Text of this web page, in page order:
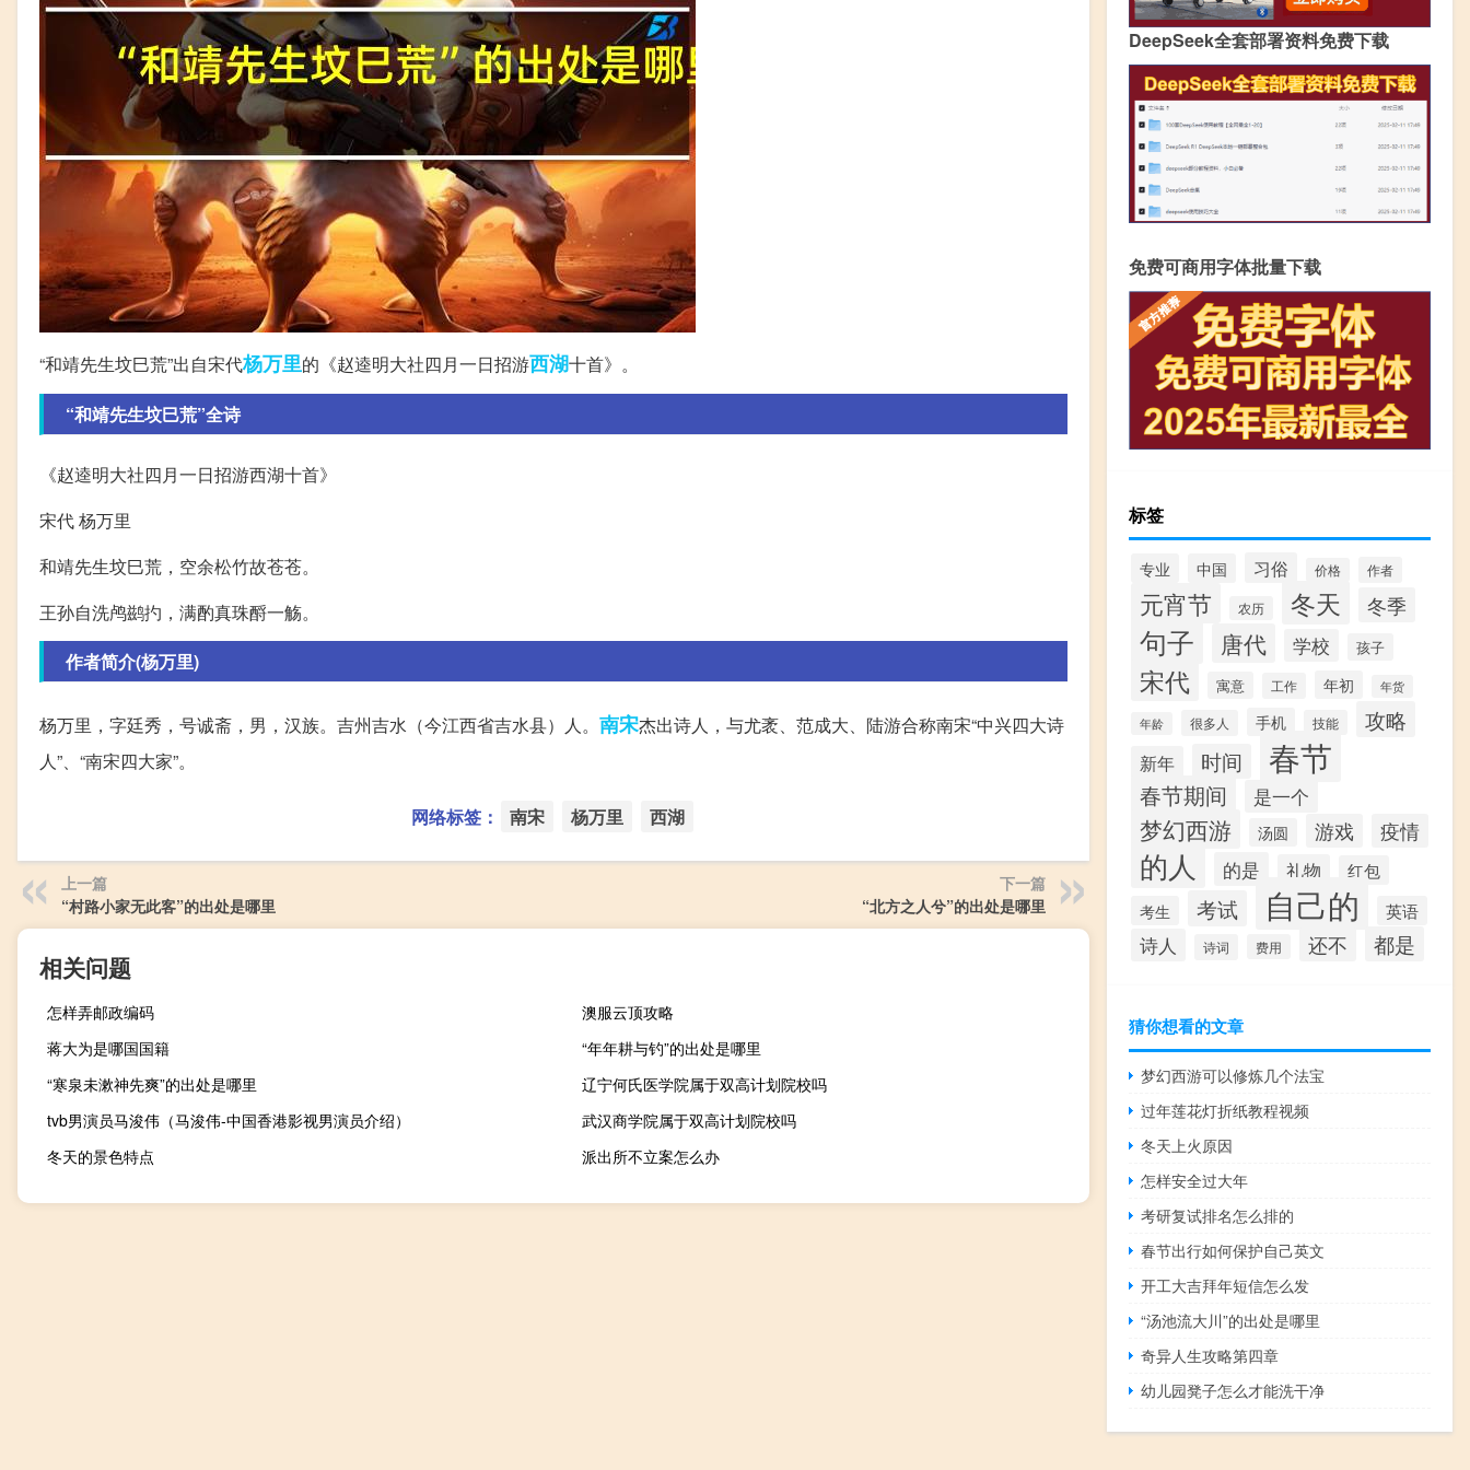
“和靖先生坟巳荒”出自宋代杨万里的《赵逵明大社四月一日招游西湖十首》。
“和靖先生坟巳荒”全诗
《赵逵明大社四月一日招游西湖十首》
宋代 杨万里
和靖先生坟巳荒，空余松竹故苍苍。
王孙自洗鸬鹚扚，满酌真珠酹一觞。
作者简介(杨万里)
杨万里，字廷秀，号诚斋，男，汉族。吉州吉水（今江西省吉水县）人。 南宋杰出诗人，与尤袤、范成大、陆游合称南宋“中兴四大诗
人”、“南宋四大家”。
网络标签： 南宋 杨万里 西湖
上一篇
“村路小家无此客”的出处是哪里
下一篇
“北方之人兮”的出处是哪里
相关问题
怎样弄邮政编码
澳服云顶攻略
蒋大为是哪国国籍
“年年耕与钓”的出处是哪里
“寒泉未漱神先爽”的出处是哪里
辽宁何氏医学院属于双高计划院校吗
tvb男演员马浚伟（马浚伟-中国香港影视男演员介绍）
武汉商学院属于双高计划院校吗
冬天的景色特点
派出所不立案怎么办
DeepSeek全套部署资料免费下载
免费可商用字体批量下载
标签
专业 中国 习俗 价格 作者
元宵节 农历 冬天 冬季
句子 唐代 学校 孩子
宋代 寓意 工作 年初 年货
年龄 很多人 手机 技能 攻略
新年 时间 春节
春节期间 是一个
梦幻西游 汤圆 游戏 疫情
的人 的是 礼物
红包
考生
考试 自己的 英语
诗人 诗词 费用 还不 都是
猜你想看的文章
梦幻西游可以修炼几个法宝
过年莲花灯折纸教程视频
冬天上火原因
怎样安全过大年
考研复试排名怎么排的
春节出行如何保护自己英文
开工大吉拜年短信怎么发
“汤池流大川”的出处是哪里
奇异人生攻略第四章
幼儿园凳子怎么才能洗干净